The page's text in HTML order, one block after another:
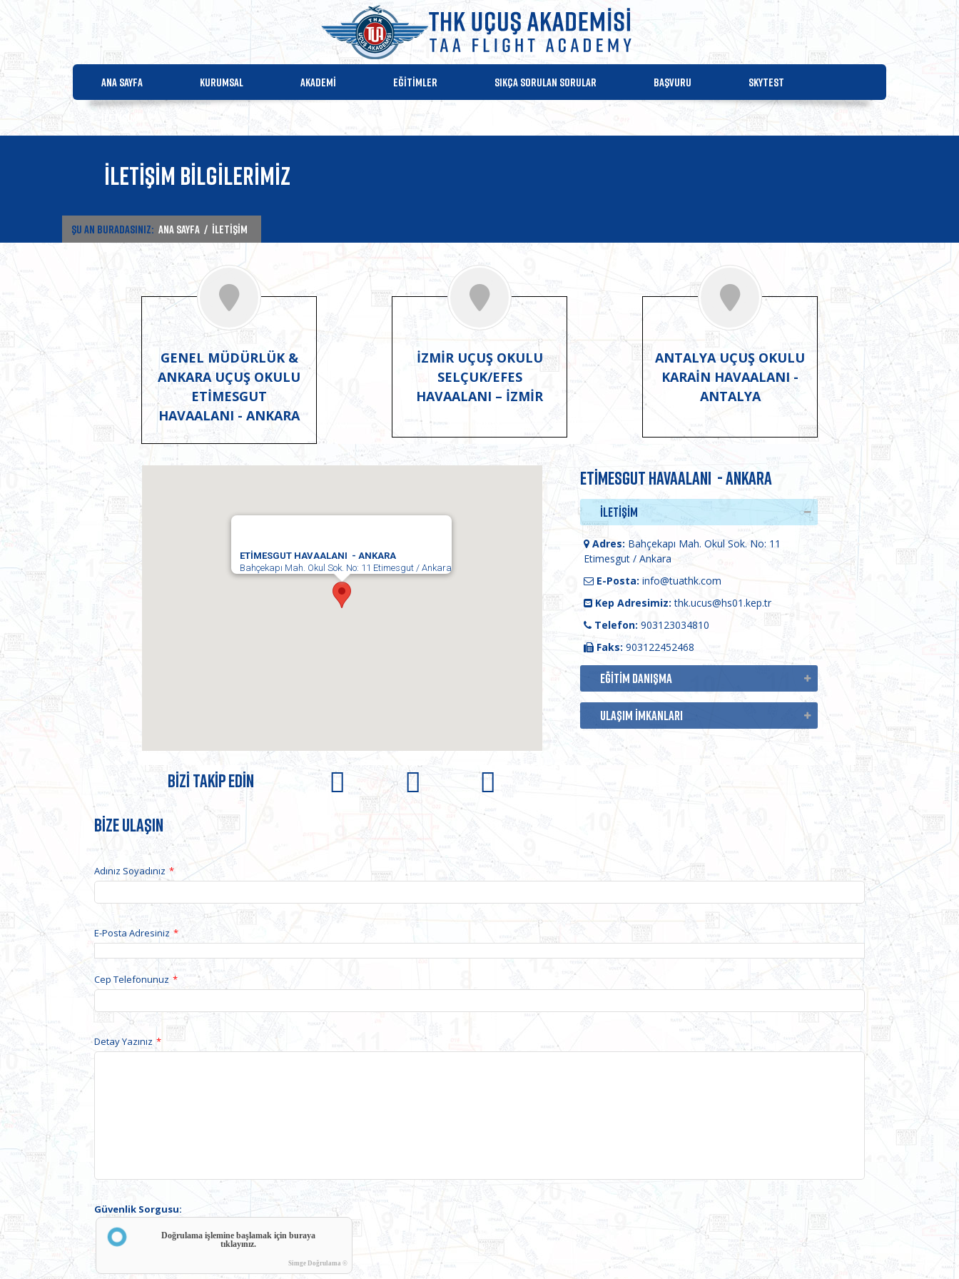
ANA SAYFA KURUMSAL AKADEMİ EĞİTİMLER SIKÇA SORULAN SORULAR BAŞVURU SKYTEST
İLETİŞİM BİLGİLERİMİZ
ŞU AN BURADASINIZ: ANA SAYFA / İLETİŞİM
GENEL MÜDÜRLÜK &
ANKARA UÇUŞ OKULU
ETİMESGUT
HAVAALANI - ANKARA
İZMİR UÇUŞ OKULU
SELÇUK/EFES
HAVAALANI – İZMİR
ANTALYA UÇUŞ OKULU
KARAİN HAVAALANI -
ANTALYA
BİZİ TAKİP EDİN
BİZE ULAŞIN
Adınız Soyadınız *
E-Posta Adresiniz *
Cep Telefonunuz *
Detay Yazınız *
Güvenlik Sorgusu:
Simge Doğrulama ©
Doğrulama işlemine başlamak için buraya
tıklayınız.